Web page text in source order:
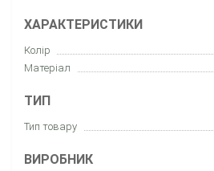
ХАРАКТЕРИСТИКИ
Колір
Матеріал
ТИП
Тип товару
ВИРОБНИК